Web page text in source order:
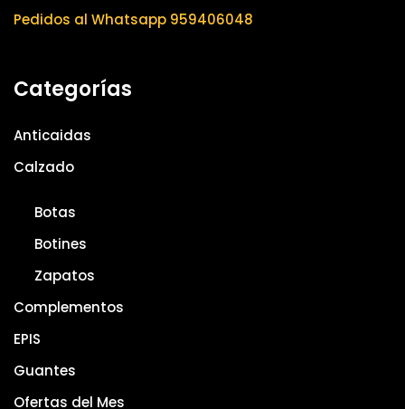
Pedidos al Whatsapp 959406048
Categorías
Anticaidas
Calzado
Botas
Botines
Zapatos
Complementos
EPIS
Guantes
Ofertas del Mes